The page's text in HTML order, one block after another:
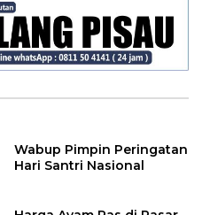
Wabup Pimpin Peringatan
Hari Santri Nasional